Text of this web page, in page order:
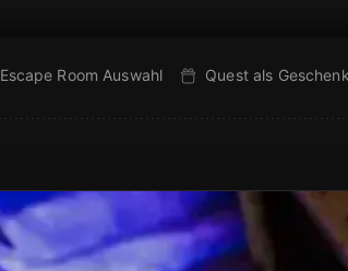
Escape Room Auswahl Quest als Geschenk